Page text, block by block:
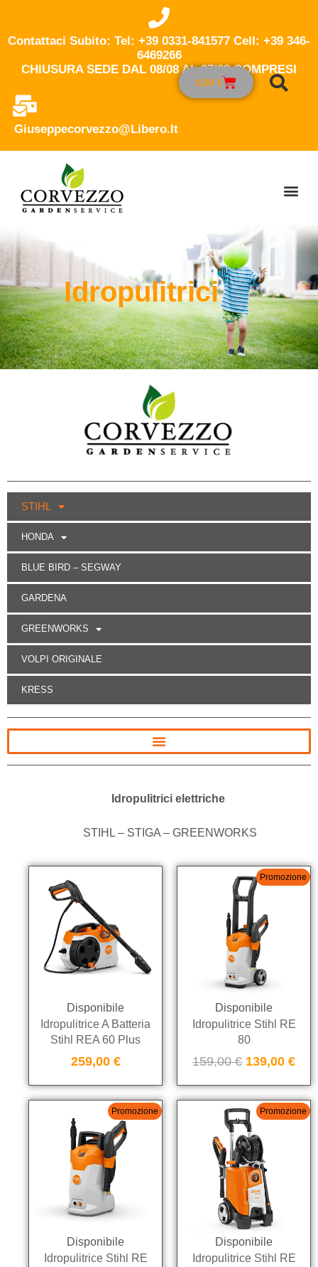
Contattaci Subito: Tel: +39 0331-841577 Cell: +39 346-
6469266
CHIUSURA SEDE DAL 08/08 AL 27/08 COMPRESI
Giuseppecorvezzo@libero.it
0,00 €
Idropulitrici
STIHL
HONDA
BLUE BIRD – SEGWAY
GARDENA
GREENWORKS
VOLPI ORIGINALE
KRESS
Idropulitrici elettriche
STIHL – STIGA – GREENWORKS
Disponibile
Idropulitrice A Batteria
Stihl REA 60 Plus
259,00 €
Promozione
Disponibile
Idropulitrice Stihl RE
80
159,00€ 139,00 €
Promozione
Disponibile
Idropulitrice Stihl RE
Promozione
Disponibile
Idropulitrice Stihl RE